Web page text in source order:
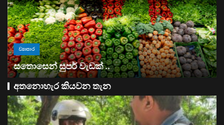
ව්‍යාපාර
සතොසෙන් සුපර් වැඩක් ..
අතනොහැර කියවන තැන